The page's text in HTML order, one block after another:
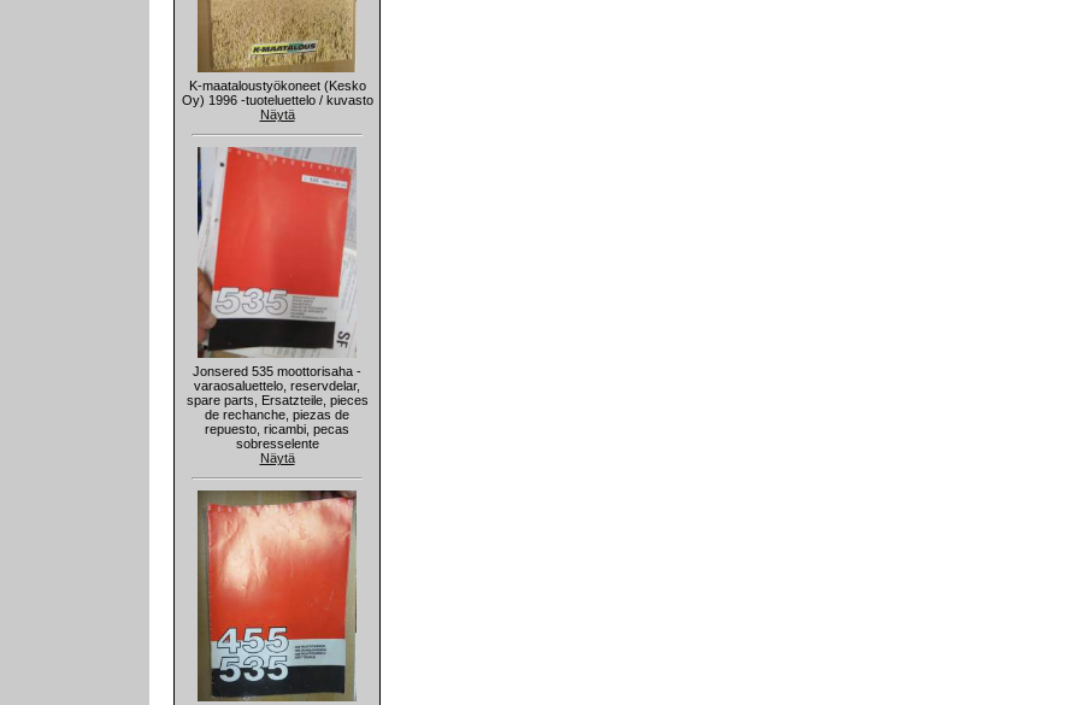
K-maataloustyökoneet (Kesko
Oy) 1996 -tuoteluettelo / kuvasto
Näytä
Jonsered 535 moottorisaha -
varaosaluettelo, reservdelar,
spare parts, Ersatzteile, pieces
de rechanche, piezas de
repuesto, ricambi, pecas
sobresselente
Näytä